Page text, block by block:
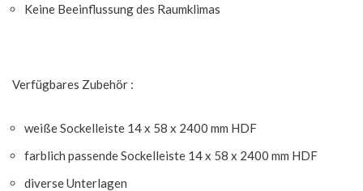
Keine Beeinflussung des Raumklimas
Verfügbares Zubehör :
weiße Sockelleiste 14 x 58 x 2400 mm HDF
farblich passende Sockelleiste 14 x 58 x 2400 mm HDF
diverse Unterlagen